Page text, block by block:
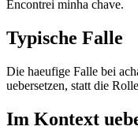
Encontrei minha chave.
Typische Falle
Die haeufige Falle bei
uebersetzen, statt die
Im Kontext